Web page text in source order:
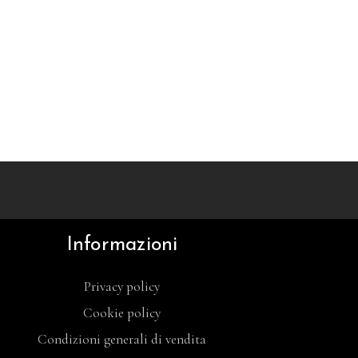
Informazioni
Privacy policy
Cookie policy
Condizioni generali di vendita